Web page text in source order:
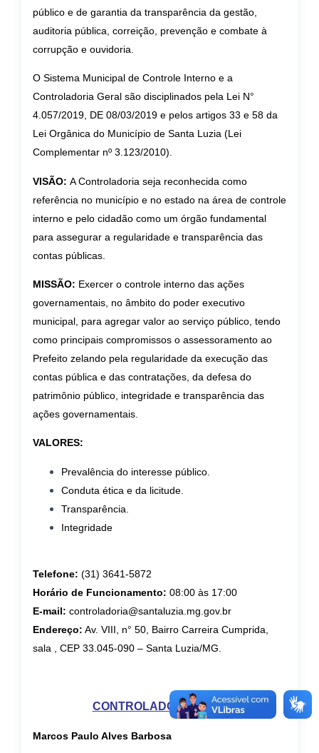
público e de garantia da transparência da gestão,
auditoria pública, correição, prevenção e combate à
corrupção e ouvidoria.
O Sistema Municipal de Controle Interno e a
Controladoria Geral são disciplinados pela Lei N°
4.057/2019, DE 08/03/2019 e pelos artigos 33 e 58 da
Lei Orgânica do Município de Santa Luzia (Lei
Complementar nº 3.123/2010).
VISÃO: A Controladoria seja reconhecida como
referência no município e no estado na área de controle
interno e pelo cidadão como um órgão fundamental
para assegurar a regularidade e transparência das
contas públicas.
MISSÃO: Exercer o controle interno das ações
governamentais, no âmbito do poder executivo
municipal, para agregar valor ao serviço público, tendo
como principais compromissos o assessoramento ao
Prefeito zelando pela regularidade da execução das
contas pública e das contratações, da defesa do
patrimônio público, integridade e transparência das
ações governamentais.
VALORES:
Prevalência do interesse público.
Conduta ética e da licitude.
Transparência.
Integridade
Telefone: (31) 3641-5872
Horário de Funcionamento: 08:00 às 17:00
E-mail: controladoria@santaluzia.mg.gov.br
Endereço: Av. VIII, n° 50, Bairro Carreira Cumprida,
sala , CEP 33.045-090 – Santa Luzia/MG.
CONTROLADOR GERAL
Marcos Paulo Alves Barbosa